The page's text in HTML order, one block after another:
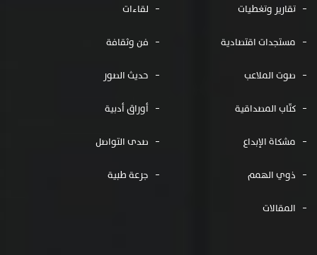
تقارير وتغطيات لقاءات
مستجدات اقتصادية فن وثقافة
صوت الملاعب حديث الصور
كتّاب المصداقية أوراق أدبية
مشكاة الإبداع صدى التواصل
ذوي الهمم جرعة طبية
المقالات